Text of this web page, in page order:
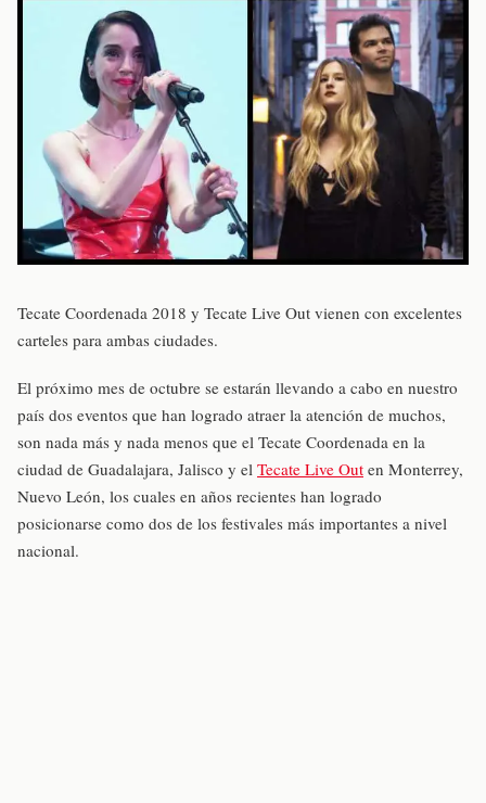
Tecate Coordenada 2018 y Tecate Live Out vienen con excelentes
carteles para ambas ciudades.
El próximo mes de octubre se estarán llevando a cabo en nuestro
país dos eventos que han logrado atraer la atención de muchos,
son nada más y nada menos que el Tecate Coordenada en la
ciudad de Guadalajara, Jalisco y el Tecate Live Out en Monterrey,
Nuevo León, los cuales en años recientes han logrado
posicionarse como dos de los festivales más importantes a nivel
nacional.